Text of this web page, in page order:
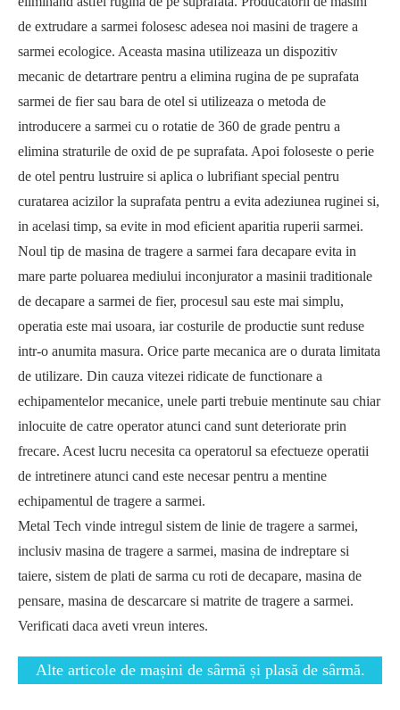
de extrudare a sarmei folosesc adesea noi masini de tragere a
sarmei ecologice. Aceasta masina utilizeaza un dispozitiv
mecanic de detartrare pentru a elimina rugina de pe suprafata
sarmei de fier sau bara de otel si utilizeaza o metoda de
introducere a sarmei cu o rotatie de 360 de grade pentru a
elimina straturile de oxid de pe suprafata. Apoi foloseste o perie
de otel pentru lustruire si aplica o lubrifiant special pentru
curatarea acizilor la suprafata pentru a evita adeziunea ruginei si,
in acelasi timp, sa evite in mod eficient aparitia ruperii sarmei.
Noul tip de masina de tragere a sarmei fara decapare evita in
mare parte poluarea mediului inconjurator a masinii traditionale
de decapare a sarmei de fier, procesul sau este mai simplu,
operatia este mai usoara, iar costurile de productie sunt reduse
intr-o anumita masura. Orice parte mecanica are o durata limitata
de utilizare. Din cauza vitezei ridicate de functionare a
echipamentelor mecanice, unele parti trebuie mentinute sau chiar
inlocuite de catre operator atunci cand sunt deteriorate prin
frecare. Acest lucru necesita ca operatorul sa efectueze operatii
de intretinere atunci cand este necesar pentru a mentine
echipamentul de tragere a sarmei.
Metal Tech vinde intregul sistem de linie de tragere a sarmei,
inclusiv masina de tragere a sarmei, masina de indreptare si
taiere, sistem de plati de sarma cu roti de decapare, masina de
pensare, masina de descarcare si matrite de tragere a sarmei.
Verificati daca aveti vreun interes.
Alte articole de mașini de sârmă și plasă de sârmă.